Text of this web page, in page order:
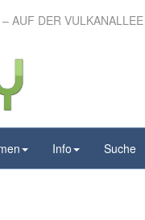
AUF DER
Info Suche
Auf der